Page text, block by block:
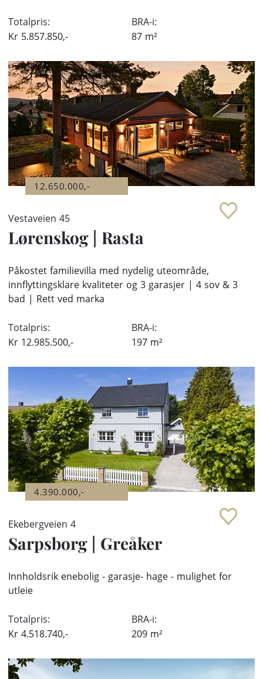
Totalpris:
Kr 5.857.850,-
BRA-i:
87 m²
12.650.000,-
Vestaveien 45
Lørenskog | Rasta
Påkostet familievilla med nydelig uteområde,
innflyttingsklare kvaliteter og 3 garasjer | 4 sov & 3
bad | Rett ved marka
Totalpris:
Kr 12.985.500,-
BRA-i:
197 m²
4.390.000,-
Ekebergveien 4
Sarpsborg | Greåker
Innholdsrik enebolig - garasje- hage - mulighet for
utleie
Totalpris:
Kr 4.518.740,-
BRA-i:
209 m²